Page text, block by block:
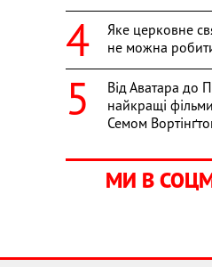
Яке церковне
не можна
Від Аватара до
найкращі
Семом
МИ В